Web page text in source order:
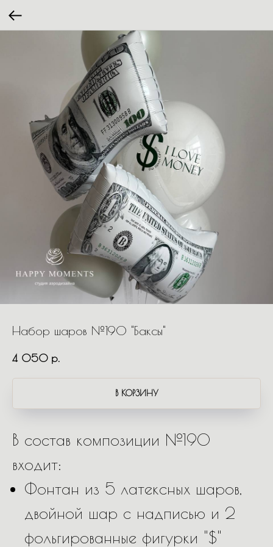
Набор шаров №190 "Баксы"
4 050 р.
В КОРЗИНУ
В состав композиции №190
входит:
Фонтан из 5 латексных шаров,
двойной шар с надписью и 2
фольгированные фигурки "$"